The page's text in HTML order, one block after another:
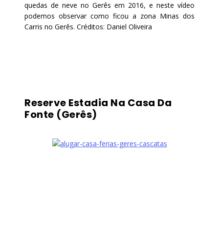
quedas de neve no Gerês em 2016, e neste vídeo
podemos observar como ficou a zona Minas dos
Carris no Gerês. Créditos: Daniel Oliveira
Reserve Estadia Na Casa Da
Fonte (Gerês)